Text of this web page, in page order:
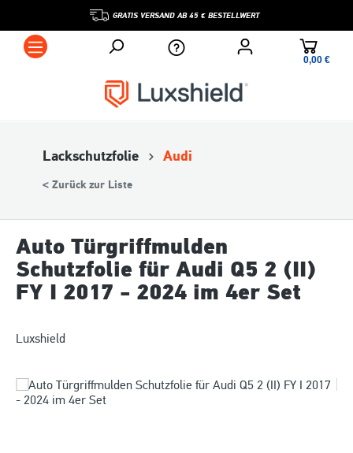
GRATIS VERSAND AB 45 € BESTELLWERT
0,00 €*
Lackschutzfolie Audi
< Zurück zur Liste
Auto Türgriffmulden
Schutzfolie für Audi Q5 2 (II)
FY I 2017 - 2024 im 4er Set
Luxshield